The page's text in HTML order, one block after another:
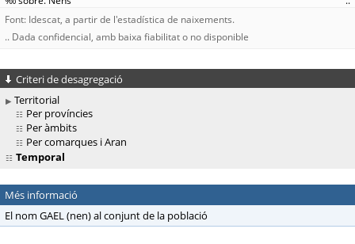
Font: Idescat, a partir de l'estadística de naixements.
.. Dada confidencial, amb baixa fiabilitat o no disponible
Criteri de desagregació
Territorial
Per províncies
Per àmbits
Per comarques i Aran
Temporal
Més informació
El nom GAEL (nen) al conjunt de la població